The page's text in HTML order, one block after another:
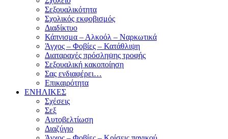
Σεξουαλικότητα
Σχολικός εκφοβισμός
Διαδίκτυο
Κάπνισμα – Αλκοόλ – Ναρκωτικά
Άγχος – Φοβίες – Κατάθλιψη
Διαταραχές πρόσληψης τροφής
Σεξουαλική κακοποίηση
Σας ενδιαφέρει…
Επικαιρότητα
ΕΝΗΛΙΚΕΣ
Σχέσεις
Σεξ
Αυτοβελτίωση
Διαζύγιο